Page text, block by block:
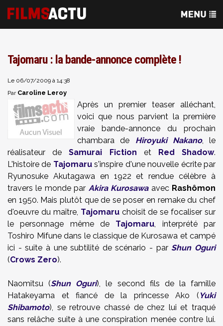
Tajomaru : la bande-annonce complète !
Le 06/07/2009 à 14:38
Par Caroline Leroy
Après un premier teaser alléchant,
voici que nous parvient la première
vraie bande-annonce du prochain
chambara de Hiroyuki Nakano, le
réalisateur deSamurai Fiction et Red Shadow.
L'histoire de Tajomarus'inspire d'une nouvelle écrite par
Ryunosuke Akutagawa en 1922 et rendue célèbre à
travers le monde par Akira Kurosawaavec Rashômon
en 1950. Mais plutôt que de se poser en remake du chef
d'oeuvre du maître, Tajomaruchoisit de se focaliser sur
le personnage même de Tajomaru, interprété par
Toshiro Mifune dans le classique de Kurosawa et campé
ici - suite à une subtilité de scénario - parShun Oguri
(Crows Zero).
Naomitsu (Shun Oguri), le second fils de la famille
Hatakeyama et fiancé de la princesse Ako ( Yuki
Shibamoto), se retrouve chassé de chez lui et traqué
sans relâche suite à une conspiration menée contre lui.